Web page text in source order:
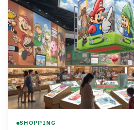
SHOPPING